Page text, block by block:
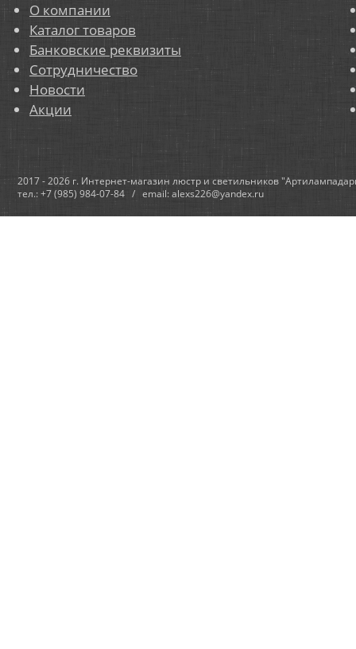
О компании
Каталог товаров
Банковские реквизиты
Сотрудничество
Новости
Акции
2017 - 2026 г. Интернет-магазин люстр и светильников
тел.: +7 (985) 984-07-84 / email: alexs226@yandex.ru